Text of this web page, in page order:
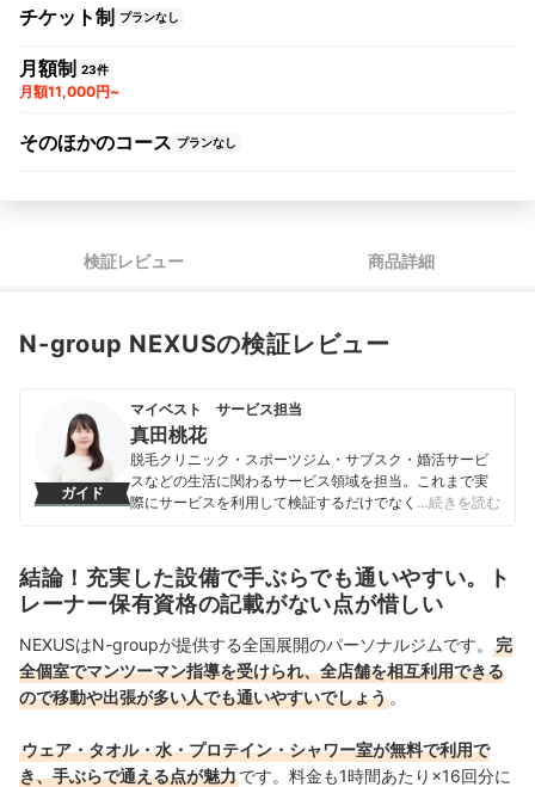
チケット制 プランなし
月額制 23件
月額11,000円~
そのほかのコース プランなし
検証レビュー 商品詳細
N-group NEXUSの検証レビュー
ガイド
マイベスト サービス担当
真田桃花
脱毛クリニック・スポーツジム・サブスク・婚活サービ
スなどの生活に関わるサービス領域を担当。これまで実
際にサービスを利用して検証するだけでなく、医師や婚
からこそ、徹底検証を通じて全ユーザーが選びやすい情
報を届ける」ことをモットーに活動している。
真田桃花のプロフィール
…続きを読む
結論！充実した設備で手ぶらでも通いやすい。ト
レーナー保有資格の記載がない点が惜しい
NEXUSはN-groupが提供する全国展開のパーソナルジムです。
完
全個室でマンツーマン指導を受けられ、全店舗を相互利用できる
ので移動や出張が多い人でも通いやすいでしょう 。
ウェア・タオル・水・プロテイン・シャワー室が無料で利用で
き、手ぶらで通える点が魅力です。料金も1時間あたり×16回分に